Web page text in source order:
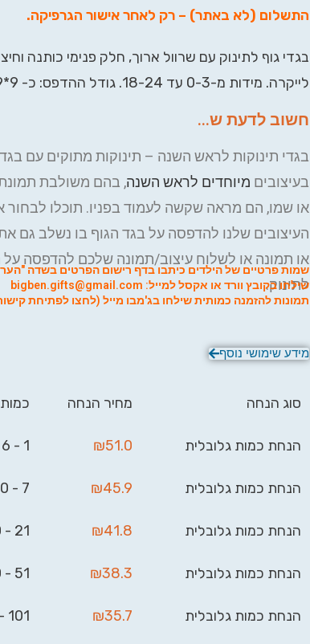
התשלום (לא באתר) – רק לאחר אישור הגרפיקה.
בגדי גוף לתינוק עם שרוול ארוך, חלק פנימי כותנה
לייקרה. מידות מ-0-3 עד 18-24. גודל ההדפס: כ- 9*9 ס"מ.
חשוב לדעת ש...
בגדי תינוקות לראש השנה – תינוקות מתוקים עם
בעיצובים מיוחדים לראש השנה, בהם משולבת
או שמו, הם מראה שקשה לעמוד בפניו. תוכלו
העיצובים שלנו להדפסה על בגד הגוף בו נשלב גם
או תמונה או לשלוח עיצוב/תמונה שלכם להדפסה על
לתינוק.
שמות פרטיים של הילדים כיתבו בדף רישום הפרטים בשדה
שילחו בקובץ וורד או אקסל למייל: bigben.gifts@gmail.com
תמונות להזמנה כמותית שילחו בג'מבו מייל (לחצו לפתיחת
מידע שימושי נוסף
סוג הנחה מחיר הנחה
הנחת כמות גלובלית ₪51.0
1 - 6
הנחת כמות גלובלית ₪45.9
7 - 20
הנחת כמות גלובלית ₪41.8
21 - 50
הנחת כמות גלובלית ₪38.3
51 - 100
הנחת כמות גלובלית ₪35.7
101 - 999